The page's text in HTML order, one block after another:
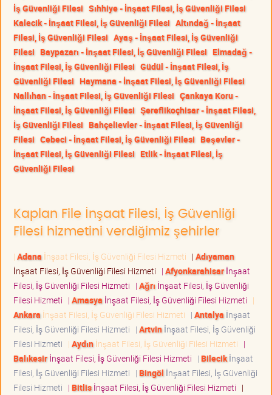
İş Güvenliği Filesi Sıhhiye - İnşaat Filesi, İş Güvenliği Filesi
Kalecik - İnşaat Filesi, İş Güvenliği Filesi Altındağ - İnşaat
Filesi, İş Güvenliği Filesi Ayaş - İnşaat Filesi, İş Güvenliği
Filesi Baypazarı - İnşaat Filesi, İş Güvenliği Filesi Elmadağ -
İnşaat Filesi, İş Güvenliği Filesi Güdül - İnşaat Filesi, İş
Güvenliği Filesi Haymana - İnşaat Filesi, İş Güvenliği Filesi
Nallıhan - İnşaat Filesi, İş Güvenliği Filesi Çankaya Koru -
İnşaat Filesi, İş Güvenliği Filesi Şereflikoçhisar - İnşaat Filesi,
İş Güvenliği Filesi Bahçelievler - İnşaat Filesi, İş Güvenliği
Filesi Cebeci - İnşaat Filesi, İş Güvenliği Filesi Beşevler -
İnşaat Filesi, İş Güvenliği Filesi Etlik - İnşaat Filesi, İş
Güvenliği Filesi
Kaplan File İnşaat Filesi, İş Güvenliği
Filesi hizmetini verdiğimiz şehirler
| Adana İnşaat Filesi, İş Güvenliği Filesi Hizmeti | Adıyaman
İnşaat Filesi, İş Güvenliği Filesi Hizmeti | Afyonkarahisarİnşaat
Filesi, İş Güvenliği Filesi Hizmeti | Ağrı İnşaat Filesi, İş Güvenliği
Filesi Hizmeti | Amasya İnşaat Filesi, İş Güvenliği Filesi Hizmeti |
Ankara İnşaat Filesi, İş Güvenliği Filesi Hizmeti | Antalya İnşaat
Filesi, İş Güvenliği Filesi Hizmeti | Artvinİnşaat Filesi, İş Güvenliği
Filesi Hizmeti | Aydınİnşaat Filesi, İş Güvenliği Filesi Hizmeti |
Balıkesirİnşaat Filesi, İş Güvenliği Filesi Hizmeti | Bilecikİnşaat
Filesi, İş Güvenliği Filesi Hizmeti | Bingöl İnşaat Filesi, İş Güvenliği
Filesi Hizmeti | Bitlisİnşaat Filesi, İş Güvenliği Filesi Hizmeti |